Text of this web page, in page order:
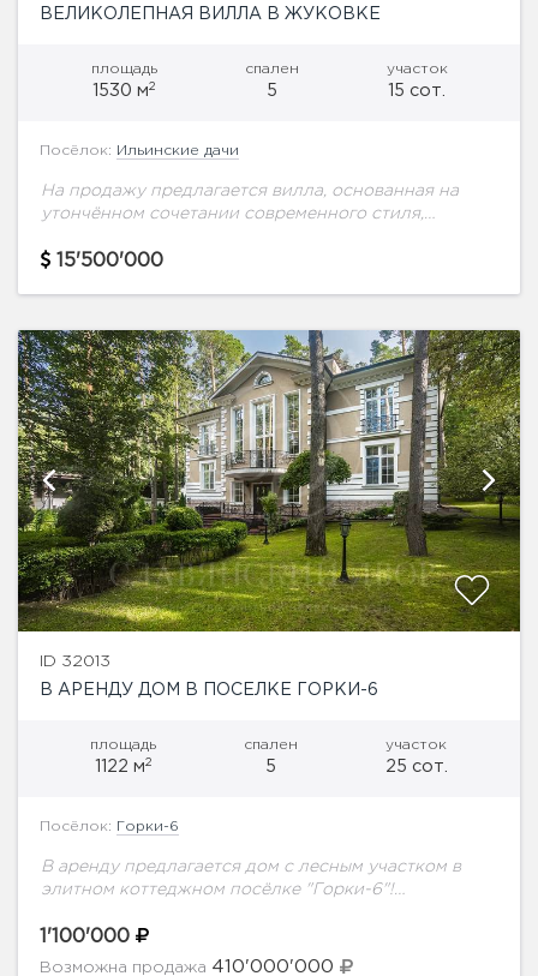
ВЕЛИКОЛЕПНАЯ ВИЛЛА В ЖУКОВКЕ
площадь
1530 м2
спален
5
участок
15 сот.
Посёлок: Ильинские дачи
На продажу предлагается вилла, основанная на
утончённом сочетании современного стиля,
материалов. Уникальный проект класса luxury,
15'500'000
ID 32013
В АРЕНДУ ДОМ В ПОСЕЛКЕ ГОРКИ-6
площадь
1122 м2
спален
5
участок
25 сот.
Посёлок: Горки-6
В аренду предлагается дом с лесным участком в
элитном коттеджном посёлке "Горки-6"!
совмещенная со столовой зоной; кухня, спортивная
зона, бассейн с противотоком,...
1'100'000
Возможна продажа 410'000'000